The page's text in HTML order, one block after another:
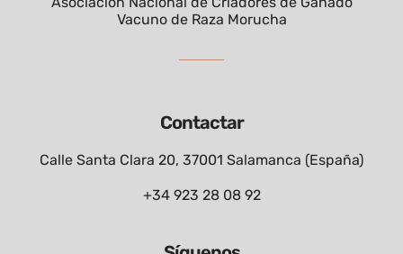
Contactar
Calle Santa Clara 20, 37001 Salamanca (España)
+34 923 28 08 92
Vacuno de Raza Morucha